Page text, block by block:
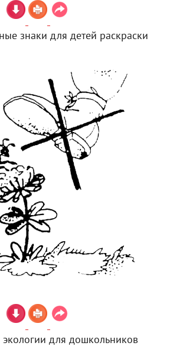
знаки для детей раскраски
экологии для дошкольников